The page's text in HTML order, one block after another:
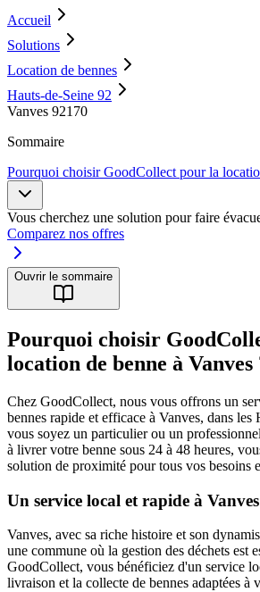
Accueil
Solutions
Location de bennes
Hauts-de-Seine 92
Vanves 92170
Sommaire
Pourquoi choisir GoodCollect pour la
Vous cherchez une solution pour faire
Comparez nos offres
Ouvrir le sommaire
Pourquoi choisir
location de benne à Vanves
Chez GoodCollect, nous vous offrons un
bennes rapide et efficace à Vanves, dans les
vous soyez un particulier ou un
à livrer votre benne sous 24 à 48 heures,
solution de proximité pour tous vos besoins
Un service local et rapide à Vanves
Vanves, avec sa riche histoire et son
une commune où la gestion des déchets est
GoodCollect, vous bénéficiez d'un service
livraison et la collecte de bennes adaptées à